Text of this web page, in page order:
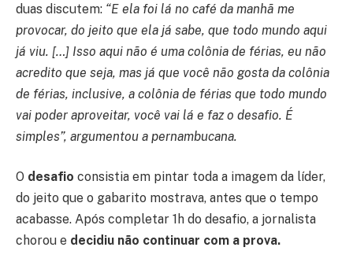
duas discutem: “E ela foi lá no café da manhã me
provocar, do jeito que ela já sabe, que todo mundo aqui
já viu. […] Isso aqui não é uma colônia de férias, eu não
acredito que seja, mas já que você não gosta da colônia
de férias, inclusive, a colônia de férias que todo mundo
vai poder aproveitar, você vai lá e faz o desafio. É
simples”, argumentou a pernambucana.
O desafio consistia em pintar toda a imagem da líder,
do jeito que o gabarito mostrava, antes que o tempo
acabasse. Após completar 1h do desafio, a jornalista
chorou e decidiu não continuar com a prova.